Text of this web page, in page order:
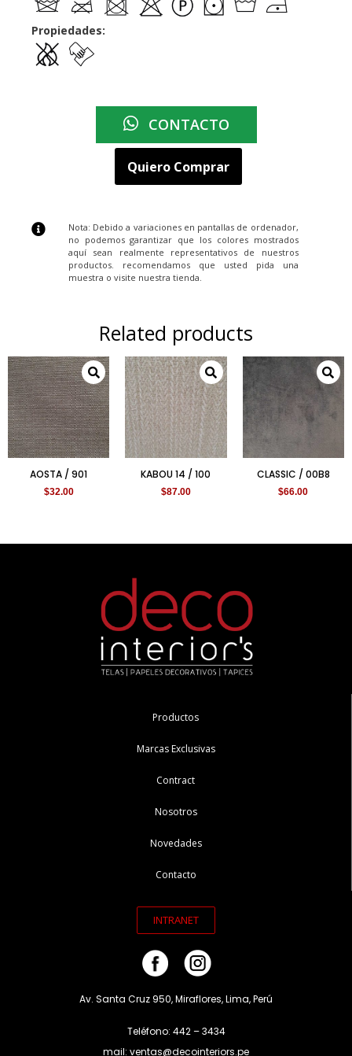
Propiedades:
CONTACTO
Quiero Comprar
Nota: Debido a variaciones en pantallas de ordenador,
no podemos garantizar que los colores mostrados
aquí sean realmente representativos de nuestros
productos. recomendamos que usted pida una
muestra o visite nuestra tienda.
Related products
AOSTA / 901
$32.00
KABOU 14 / 100
$87.00
CLASSIC / 00B8
$66.00
Productos
Marcas Exclusivas
Contract
Nosotros
Novedades
Contacto
INTRANET
Av. Santa Cruz 950, Miraflores, Lima, Perú
Teléfono: 442 – 3434
mail: ventas@decointeriors.pe